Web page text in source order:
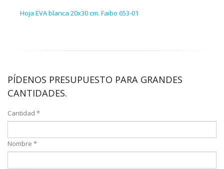
Hoja EVA blanca 20x30 cm. Faibo 653-01
PÍDENOS PRESUPUESTO PARA GRANDES
CANTIDADES.
Cantidad *
Nombre *